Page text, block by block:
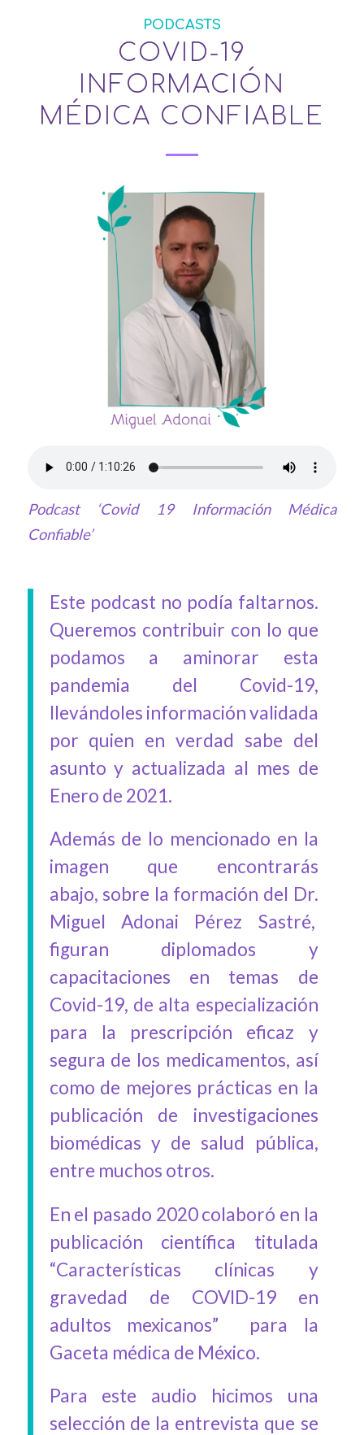
PODCASTS
COVID-19
INFORMACIÓN
MÉDICA CONFIABLE
Podcast ‘Covid 19 Información Médica
Confiable’
Este podcast no podía faltarnos.
Queremos contribuir con lo que
podamos a aminorar esta
pandemia del Covid-19,
llevándoles información validada
por quien en verdad sabe del
asunto y actualizada al mes de
Enero de 2021.
Además de lo mencionado en la
imagen que encontrarás
abajo, sobre la formación del Dr.
Miguel Adonai Pérez Sastré,
figuran diplomados y
capacitaciones en temas de
Covid-19, de alta especialización
para la prescripción eficaz y
segura de los medicamentos, así
como de mejores prácticas en la
publicación de investigaciones
biomédicas y de salud pública,
entre muchos otros.
En el pasado 2020 colaboró en la
publicación científica titulada
“Características clínicas y
gravedad de COVID-19 en
adultos mexicanos” para la
Gaceta médica de México.
Para este audio hicimos una
selección de la entrevista que se